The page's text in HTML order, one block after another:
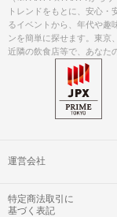
トレンドをもとに、安心
るイベントから、年代や趣
ンを簡単に探せます。東京
近隣の飲食店等で、あなた
運営会社
特定商法取引に
基づく表記